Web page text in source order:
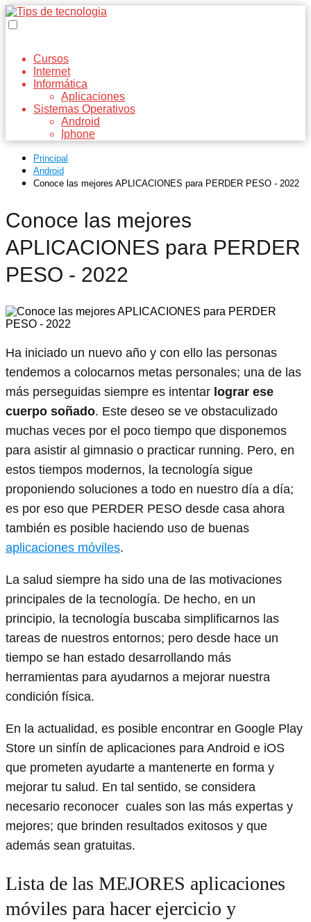
Cursos
Internet
Informática
Aplicaciones
Sistemas Operativos
Android
Iphone
Principal
Android
Conoce las mejores APLICACIONES para PERDER PESO - 2022
Conoce las mejores
APLICACIONES para PERDER
PESO - 2022
Ha iniciado un nuevo año y con ello las personas
tendemos a colocarnos metas personales; una de las
más perseguidas siempre es intentar lograr ese
cuerpo soñado. Este deseo se ve obstaculizado
muchas veces por el poco tiempo que disponemos
para asistir al gimnasio o practicar running. Pero, en
estos tiempos modernos, la tecnología sigue
proponiendo soluciones a todo en nuestro día a día;
es por eso que PERDER PESO desde casa ahora
también es posible haciendo uso de buenas
aplicaciones móviles.
La salud siempre ha sido una de las motivaciones
principales de la tecnología. De hecho, en un
principio, la tecnología buscaba simplificarnos las
tareas de nuestros entornos; pero desde hace un
tiempo se han estado desarrollando más
herramientas para ayudarnos a mejorar nuestra
condición física.
En la actualidad, es posible encontrar en Google Play
Store un sinfín de aplicaciones para Android e iOS
que prometen ayudarte a mantenerte en forma y
mejorar tu salud. En tal sentido, se considera
necesario reconocer cuales son las más expertas y
mejores; que brinden resultados exitosos y que
además sean gratuitas.
Lista de las MEJORES aplicaciones
móviles para hacer ejercicio y